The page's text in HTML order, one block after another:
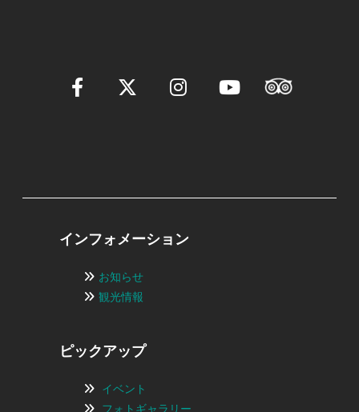
インフォメーション
お知らせ
観光情報
ピックアップ
イベント
フォトギャラリー